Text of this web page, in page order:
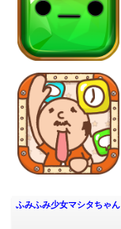
ふみふみ少女マシタちゃん